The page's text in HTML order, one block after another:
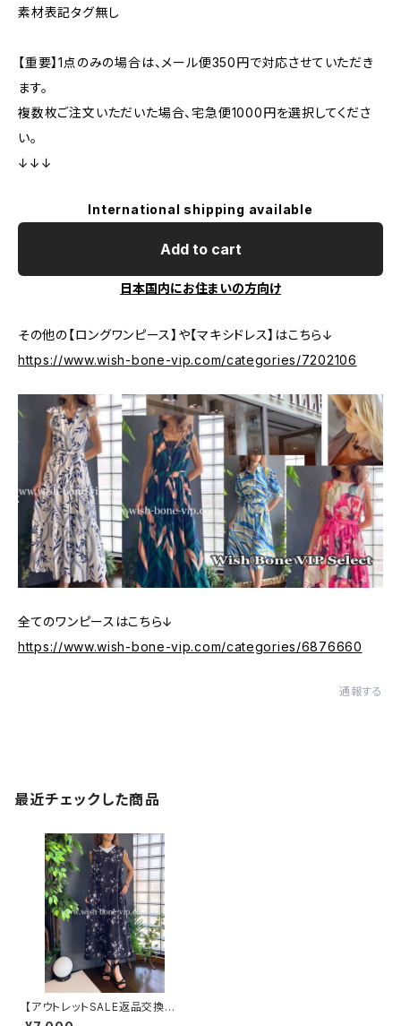
素材表記タグ無し
【重要】1点のみの場合は、メール便350円で対応させていただき
ます。
複数枚ご注文いただいた場合、宅急便1000円を選択してくださ
い。
↓↓↓
International shipping available
Add to cart
日本国内にお住まいの方向け
その他の【ロングワンピース】や【マキシドレス】はこちら↓
https://www.wish-bone-vip.com/categories/7202106
全てのワンピースはこちら↓
https://www.wish-bone-vip.com/categories/6876660
通報する
最近チェックした商品
【アウトレットSALE返品交換不
可8/20まで】ロングワンピース・